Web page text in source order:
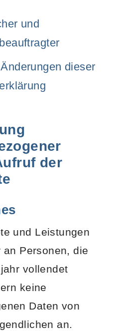
und
dieser
der
und Leistungen
Personen, die
vollendet
keine
Daten von
an.